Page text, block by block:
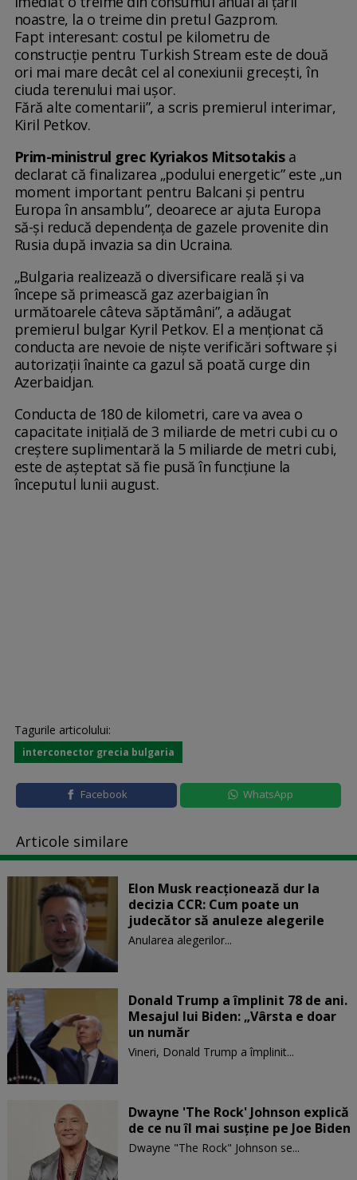
noastre, la o treime din pretul Gazprom.
Fapt interesant: costul pe kilometru de
construcție pentru Turkish Stream este de două
ori mai mare decât cel al conexiunii grecești, în
ciuda terenului mai ușor.
Fără alte comentarii”, a scris premierul interimar,
Kiril Petkov.
Prim-ministrul grec Kyriakos Mitsotakis a
declarat că finalizarea „podului energetic” este „un
moment important pentru Balcani și pentru
Europa în ansamblu”, deoarece ar ajuta Europa
să-și reducă dependența de gazele provenite din
Rusia după invazia sa din Ucraina.
„Bulgaria realizează o diversificare reală și va
începe să primească gaz azerbaigian în
următoarele câteva săptămâni”, a adăugat
premierul bulgar Kyril Petkov. El a menționat că
conducta are nevoie de niște verificări software și
autorizații înainte ca gazul să poată curge din
Azerbaidjan.
Conducta de 180 de kilometri, care va avea o
capacitate inițială de 3 miliarde de metri cubi cu o
creștere suplimentară la 5 miliarde de metri cubi,
este de așteptat să fie pusă în funcțiune la
începutul lunii august.
Tagurile articolului:
interconector grecia bulgaria
Facebook WhatsApp
Articole similare
Elon Musk reacționează dur la
decizia CCR: Cum poate un
judecător să anuleze alegerile
Anularea alegerilor...
Donald Trump a împlinit 78 de ani.
Mesajul lui Biden: „Vârsta e doar
un număr
Vineri, Donald Trump a împlinit...
Dwayne 'The Rock' Johnson explică
de ce nu îl mai susține pe Joe Biden
Dwayne "The Rock" Johnson se...